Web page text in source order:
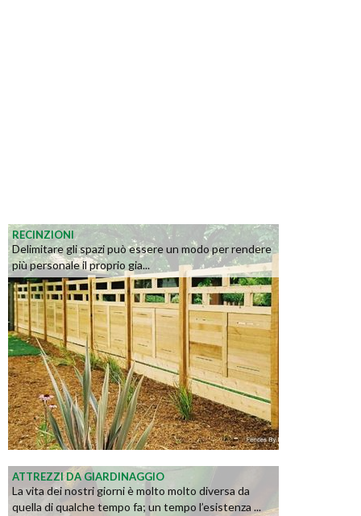
RECINZIONI
Delimitare gli spazi può essere un modo per rendere
più personale il proprio gia...
ATTREZZI DA GIARDINAGGIO
La vita dei nostri giorni è molto molto diversa da
quella di qualche tempo fa; un tempo l’esistenza ...